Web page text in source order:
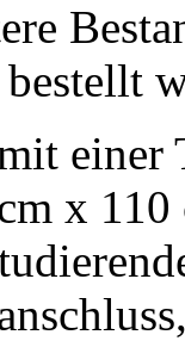
einer
x 110